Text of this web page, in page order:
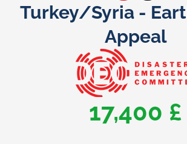
Turkey/Syria -
Appeal
25,000 £